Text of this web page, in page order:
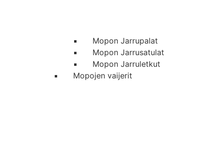
Mopon Jarrupalat
Mopon Jarrusatulat
Mopon Jarruletkut
Mopojen vaijerit